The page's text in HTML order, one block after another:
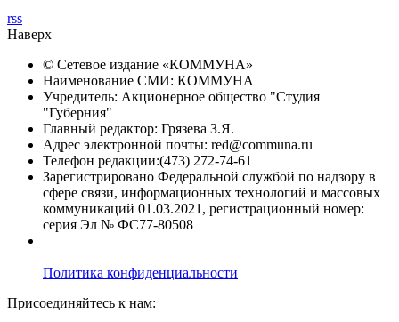
rss
Наверх
© Сетевое издание «КОММУНА»
Наименование СМИ: КОММУНА
Учредитель: Акционерное общество "Студия
"Губерния"
Главный редактор: Грязева З.Я.
Адрес электронной почты: red@communa.ru
Телефон редакции:(473) 272-74-61
Зарегистрировано Федеральной службой по надзору в
сфере связи, информационных технологий и массовых
коммуникаций 01.03.2021, регистрационный номер:
серия Эл № ФС77-80508
Политика конфиденциальности
Присоединяйтесь к нам: